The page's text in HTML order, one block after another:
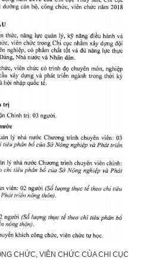
CHỨC, VIÊN CHỨC CỦA CHI CỤC